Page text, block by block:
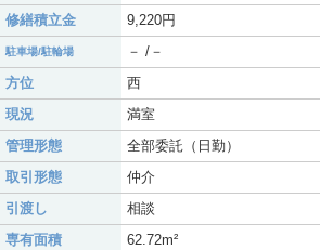
修繕積立金
9,220円
駐車場/駐輪場
－ /－
方位
西
現況
満室
管理形態
全部委託（日勤）
取引形態
仲介
引渡し
相談
専有面積
62.72m²